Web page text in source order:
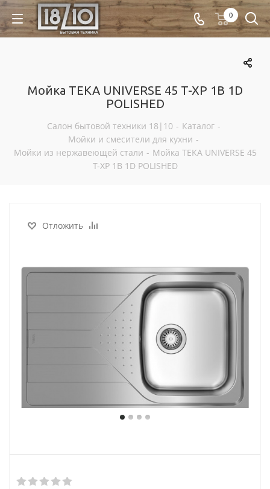
0
Мойка TEKA UNIVERSE 45 T-XP 1B 1D
POLISHED
Салон бытовой техники 18|10 - Каталог -
Мойки и смесители для кухни -
Мойки из нержавеющей стали - Мойка TEKA UNIVERSE 45
T-XP 1B 1D POLISHED
Отложить